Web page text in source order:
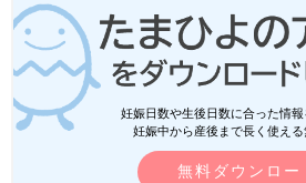
妊娠日数や生後日数に合った情
妊娠中から産後まで長く使える
無料ダウンロー